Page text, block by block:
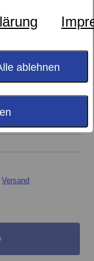
ablehnen
Versand